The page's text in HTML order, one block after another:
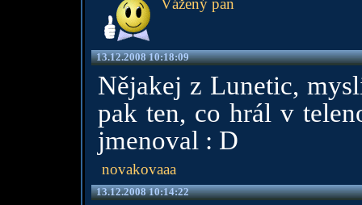
Vážený pan
13.12.2008 10:18:09
Nějakej z Lunetic,
pak ten, co hrál v
jmenoval : D
novakovaaa
13.12.2008 10:14:22